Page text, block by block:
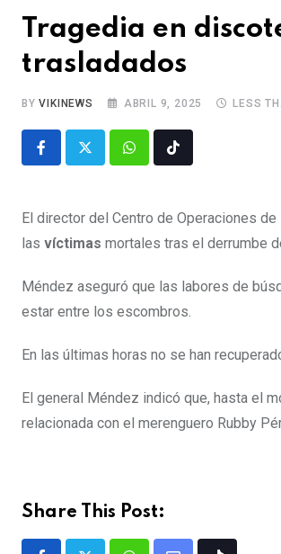
Tragedia en
trasladados
BYVIKINEWS ABRIL 9, 2025 LESS
El director del Centro de Operaciones
las víctimas mortales tras el derrumbe
Méndez aseguró que las labores de
estar entre los escombros.
En las últimas horas no se han
El general Méndez indicó que, hasta el
relacionada con el merenguero Rubby
Share This Post: